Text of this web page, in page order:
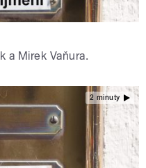
a Mirek Vaňura.
2 minuty